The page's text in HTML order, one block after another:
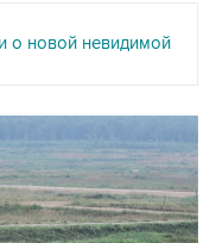
о новой невидимой